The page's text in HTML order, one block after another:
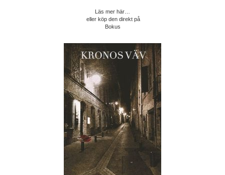
Läs mer här…
eller köp den direkt på
Bokus